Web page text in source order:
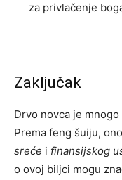
za privlačenje
Zaključak
Drvo novca je
Prema feng šuiju,
sreće i finansijskog
o ovoj biljci mogu